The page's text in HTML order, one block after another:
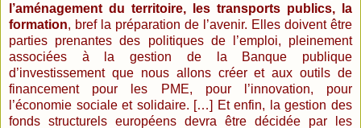
l’aménagement du territoire, les transports publics, la
formation, bref la préparation de l’avenir. Elles doivent être
parties prenantes des politiques de l’emploi, pleinement
associées à la gestion de la Banque publique
d’investissement que nous allons créer et aux outils de
financement pour les PME, pour l’innovation, pour
l’économie sociale et solidaire. […] Et enfin, la gestion des
fonds structurels européens devra être décidée par les